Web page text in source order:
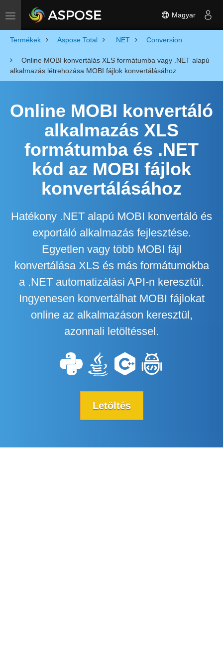
Toggle navigation Magyar
Termékek Aspose.Total .NET Conversion
Online MOBI konvertálás XLS formátumba vagy .NET alapú
alkalmazás létrehozása MOBI fájlok konvertálásához
Online MOBI konvertáló
alkalmazás XLS
formátumba és .NET
kód az MOBI fájlok
konvertálásához
Hatékony .NET alapú MOBI konvertáló és
exportáló alkalmazás fejlesztése.
Egyetlen vagy több MOBI fájl
konvertálása XLS és más formátumokba
a .NET automatizálási API-n keresztül.
Ingyenesen konvertálhat MOBI fájlokat
online az alkalmazáson keresztül,
azonnali letöltéssel.
Letöltés